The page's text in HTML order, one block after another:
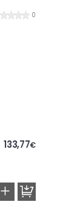
0
133,77€
+